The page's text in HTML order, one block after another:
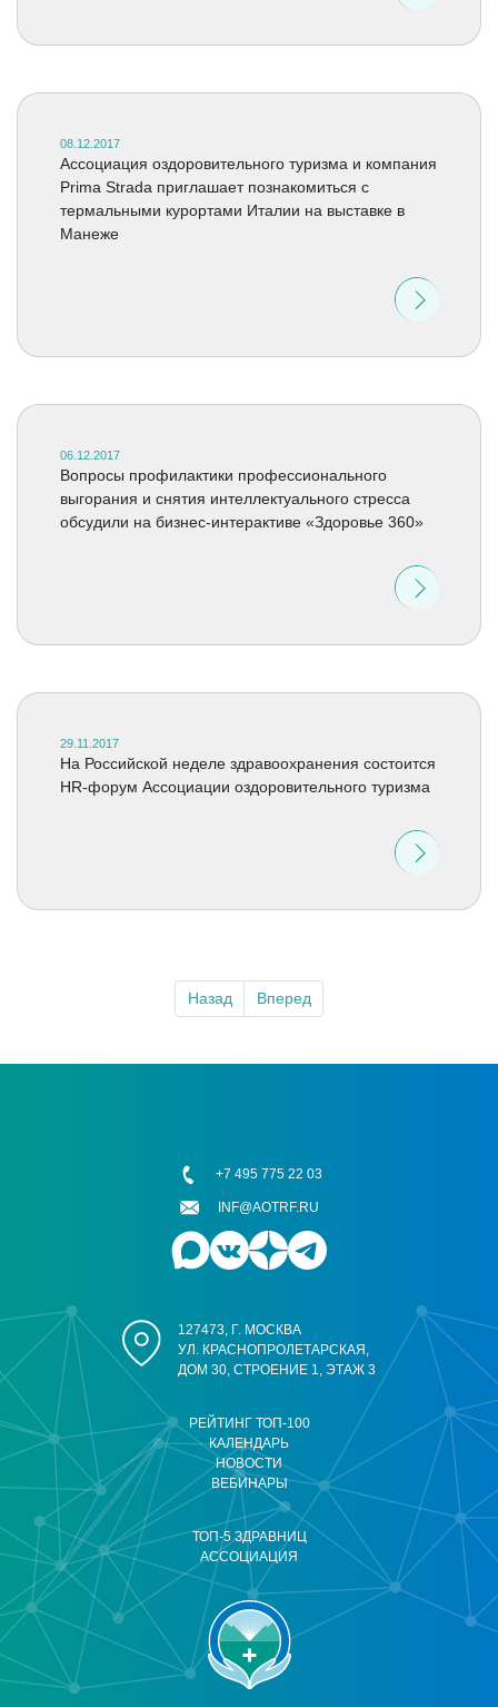
08.12.2017
Ассоциация оздоровительного туризма и компания
Prima Strada приглашает познакомиться с
термальными курортами Италии на выставке в
Манеже
06.12.2017
Вопросы профилактики профессионального
выгорания и снятия интеллектуального стресса
обсудили на бизнес-интерактиве «Здоровье 360»
29.11.2017
На Российской неделе здравоохранения состоится
HR-форум Ассоциации оздоровительного туризма
Назад Вперед
РЕЙТИНГ ТОП-100
КАЛЕНДАРЬ
НОВОСТИ
ВЕБИНАРЫ
ТОП-5 ЗДРАВНИЦ
АССОЦИАЦИЯ
127473, Г. МОСКВА
УЛ. КРАСНОПРОЛЕТАРСКАЯ,
ДОМ 30, СТРОЕНИЕ 1, ЭТАЖ 3
+7 495 775 22 03
INF@AOTRF.RU